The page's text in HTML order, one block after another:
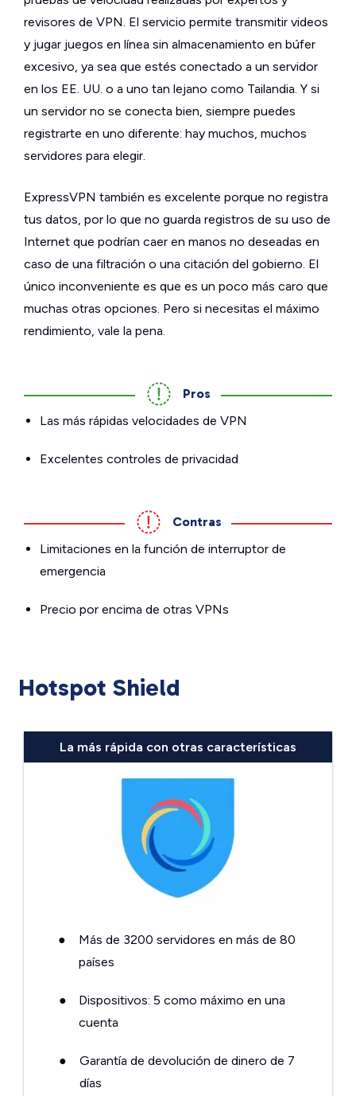
revisores de VPN. El servicio permite transmitir videos
y jugar juegos en línea sin almacenamiento en búfer
excesivo, ya sea que estés conectado a un servidor
en los EE. UU. o a uno tan lejano como Tailandia. Y si
un servidor no se conecta bien, siempre puedes
registrarte en uno diferente: hay muchos, muchos
servidores para elegir.
ExpressVPN también es excelente porque no registra
tus datos, por lo que no guarda registros de su uso de
Internet que podrían caer en manos no deseadas en
caso de una filtración o una citación del gobierno. El
único inconveniente es que es un poco más caro que
muchas otras opciones. Pero si necesitas el máximo
rendimiento, vale la pena.
Pros
Las más rápidas velocidades de VPN
Excelentes controles de privacidad
Contras
Limitaciones en la función de interruptor de
emergencia
Precio por encima de otras VPNs
Hotspot Shield
La más rápida con otras características
●
Más de 3200 servidores en más de 80
países
●
Dispositivos: 5 como máximo en una
cuenta
●
Garantía de devolución de dinero de 7
días